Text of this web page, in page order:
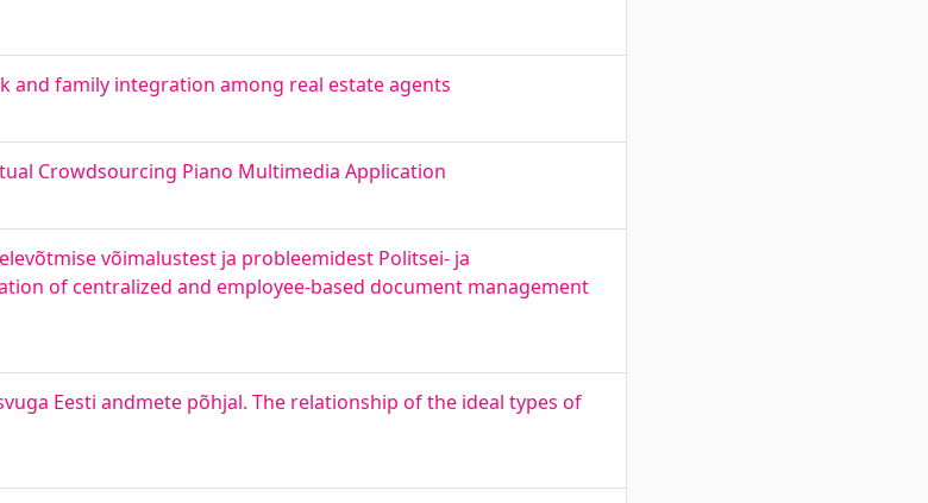
and family integration among real estate agents
Crowdsourcing Piano Multimedia Application
võimalustest ja probleemidest Politsei- ja
of centralized and employee-based document management
Eesti andmete põhjal. The relationship of the ideal types of